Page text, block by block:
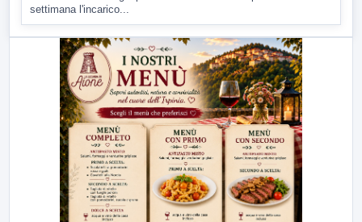
settimana l'incarico...